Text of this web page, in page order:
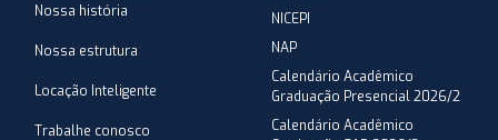
Nossa história
Nossa estrutura
Locação Inteligente
Trabalhe conosco
NICEPI
NAP
Calendário Acadêmico
Graduação Presencial 2026/2
Calendário Acadêmico